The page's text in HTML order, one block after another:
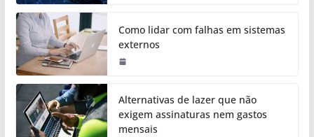
Como lidar com falhas em sistemas
externos
Alternativas de lazer que não
exigem assinaturas nem gastos
mensais